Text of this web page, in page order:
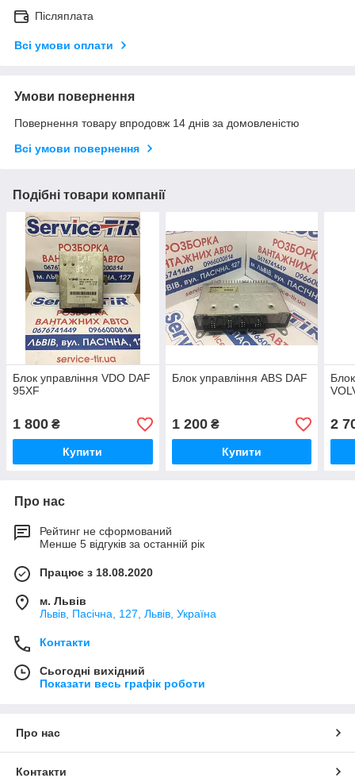
Післяплата
Всі умови оплати
Умови повернення
Повернення товару впродовж 14 днів за домовленістю
Всі умови повернення
Подібні товари компанії
Блок управління VDO DAF
95XF
1 800 ₴
Купити
Блок управління ABS DAF
1 200₴
Купити
2
Про нас
Рейтинг не сформований
Менше 5 відгуків за останній рік
Працює з 18.08.2020
м. Львів
Львів, Пасічна, 127, Львів, Україна
Контакти
Сьогодні вихідний
Показати весь графік роботи
Про нас
Контакти